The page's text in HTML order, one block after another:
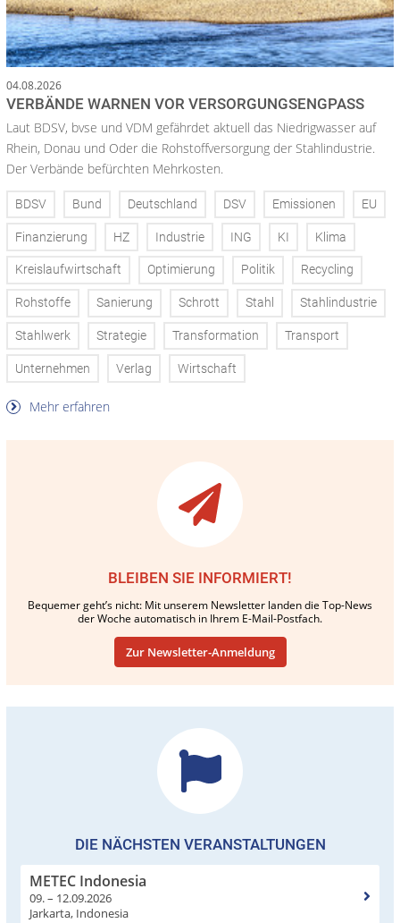
04.08.2026
VERBÄNDE WARNEN VOR VERSORGUNGSENGPASS
Laut BDSV, bvse und VDM gefährdet aktuell das Niedrigwasser auf
Rhein, Donau und Oder die Rohstoffversorgung der Stahlindustrie.
Der Verbände befürchten Mehrkosten.
BDSV Bund Deutschland DSV Emissionen EU
Finanzierung HZ Industrie ING KI Klima
Kreislaufwirtschaft Optimierung Politik Recycling
Rohstoffe Sanierung Schrott Stahl Stahlindustrie
Stahlwerk Strategie Transformation Transport
Unternehmen Verlag Wirtschaft
Mehr erfahren
BLEIBEN SIE INFORMIERT!
Bequemer geht’s nicht: Mit unserem Newsletter landen die Top-News
der Woche automatisch in Ihrem E-Mail-Postfach.
Zur Newsletter-Anmeldung
DIE NÄCHSTEN VERANSTALTUNGEN
METEC Indonesia
09. – 12.09.2026
Jarkarta, Indonesia